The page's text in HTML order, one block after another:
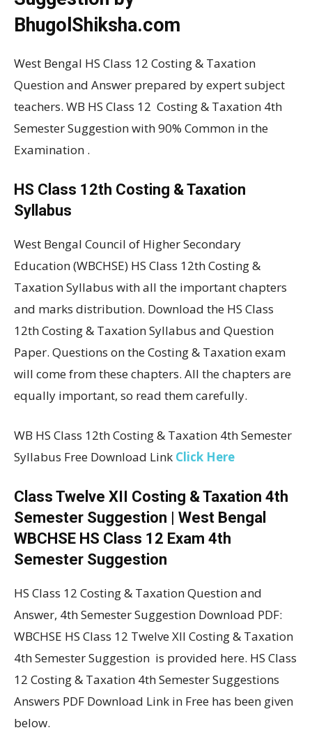
BhugolShiksha.com
West Bengal HS Class 12 Costing & Taxation
Question and Answer prepared by expert subject
teachers. WB HS Class 12 Costing & Taxation 4th
Semester Suggestion with 90% Common in the
Examination .
HS Class 12th Costing & Taxation
Syllabus
West Bengal Council of Higher Secondary
Education (WBCHSE) HS Class 12th Costing &
Taxation Syllabus with all the important chapters
and marks distribution. Download the HS Class
12th Costing & Taxation Syllabus and Question
Paper. Questions on the Costing & Taxation exam
will come from these chapters. All the chapters are
equally important, so read them carefully.
WB HS Class 12th Costing & Taxation 4th Semester
Syllabus Free Download Link Click Here
Class Twelve XII Costing & Taxation 4th
Semester Suggestion | West Bengal
WBCHSE HS Class 12 Exam 4th
Semester Suggestion
HS Class 12 Costing & Taxation Question and
Answer, 4th Semester Suggestion Download PDF:
WBCHSE HS Class 12 Twelve XII Costing & Taxation
4th Semester Suggestion is provided here. HS Class
12 Costing & Taxation 4th Semester Suggestions
Answers PDF Download Link in Free has been given
below.